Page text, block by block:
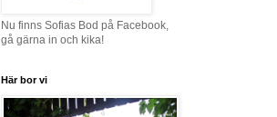
Nu finns Sofias Bod på Facebook,
gå gärna in och kika!
Här bor vi